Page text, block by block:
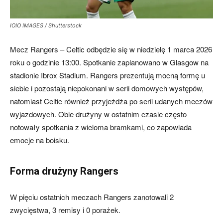
skład)
IOIO IMAGES / Shutterstock
Mecz Rangers – Celtic odbędzie się w niedzielę 1 marca 2026
roku o godzinie 13:00. Spotkanie zaplanowano w Glasgow na
stadionie Ibrox Stadium. Rangers prezentują mocną formę u
siebie i pozostają niepokonani w serii domowych występów,
natomiast Celtic również przyjeżdża po serii udanych meczów
wyjazdowych. Obie drużyny w ostatnim czasie często
notowały spotkania z wieloma bramkami, co zapowiada
emocje na boisku.
Forma drużyny Rangers
W pięciu ostatnich meczach Rangers zanotowali 2
zwycięstwa, 3 remisy i 0 porażek.